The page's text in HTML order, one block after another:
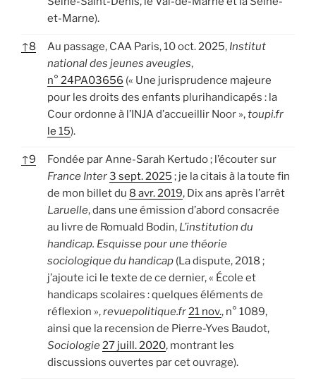
et-Marne).
↑8 Au passage, CAA Paris, 10 oct. 2025, Institut
national des jeunes aveugles,
n° 24PA03656 (« Une jurisprudence majeure
pour les droits des enfants plurihandicapés : la
Cour ordonne à l’INJA d’accueillir Noor »,toupi.fr
le 15).
↑9
Fondée par Anne-Sarah Kertudo ; l’écouter sur
France Inter3 sept. 2025 ; je la citais à la toute fin
de mon billet du 8 avr. 2019, Dix ans après l’arrêt
Laruelle, dans une émission d’abord consacrée
au livre de Romuald Bodin, L’institution du
handicap. Esquisse pour une théorie
sociologique du handicap (La dispute, 2018 ;
j’ajoute ici le texte de ce dernier, « École et
handicaps scolaires : quelques éléments de
réflexion »,revuepolitique.fr21 nov., n° 1089,
ainsi que la recension de Pierre-Yves Baudot,
Sociologie27 juill. 2020, montrant les
discussions ouvertes par cet ouvrage).